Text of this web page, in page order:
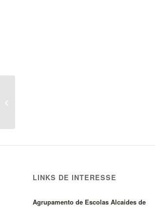
LINKS DE INTERESSE
Agrupamento de Escolas Alcaides de